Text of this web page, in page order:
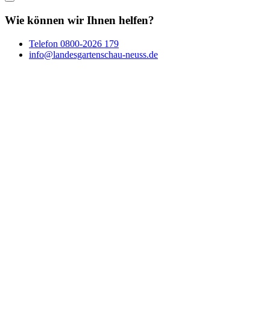
Wie können wir Ihnen helfen?
Telefon 0800-2026 179
info@landesgartenschau-neuss.de